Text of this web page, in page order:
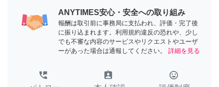
ANYTIMES安心・安全への取り組み
報酬は取引前に事務局に支払われ、評価・完了後
に振り込まれます。利用規約違反の恐れや、少し
でも不審な内容のサービスやリクエストやユーザ
ーがあった場合は通報してください。
詳細を見る
perm_phone_msg assignment_ind tag_faces